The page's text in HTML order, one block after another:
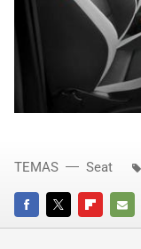
FACEBOOKTWITTERFLIPBOARD
E-
TEMAS Seat